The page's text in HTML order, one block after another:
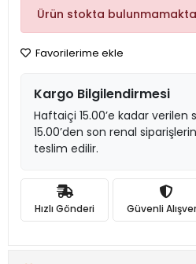
Ürün stokta
Favorilerime ekle
Kargo Bilgilendirmesi
Haftaiçi 15.00’e kadar verilen
15.00’den son renal
teslim edilir.
Hızlı Gönderi Güvenli